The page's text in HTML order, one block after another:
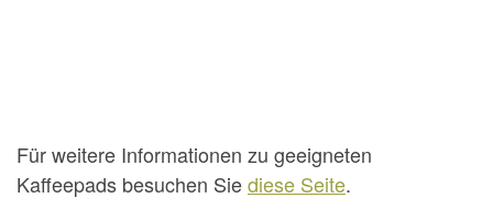
Für weitere Informationen zu geeigneten
Kaffeepads besuchen Siediese Seite.